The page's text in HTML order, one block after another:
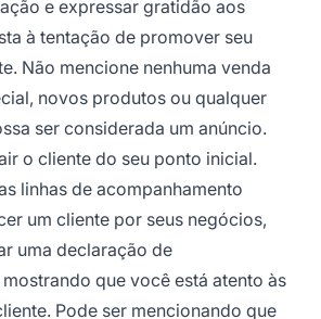
e expressar gratidão aos
à tentação de promover seu
Não mencione nenhuma venda
novos produtos ou qualquer
ser considerada um anúncio.
o cliente do seu ponto inicial.
linhas de acompanhamento
um cliente por seus negócios,
uma declaração de
que você está atento às
Pode ser mencionando que